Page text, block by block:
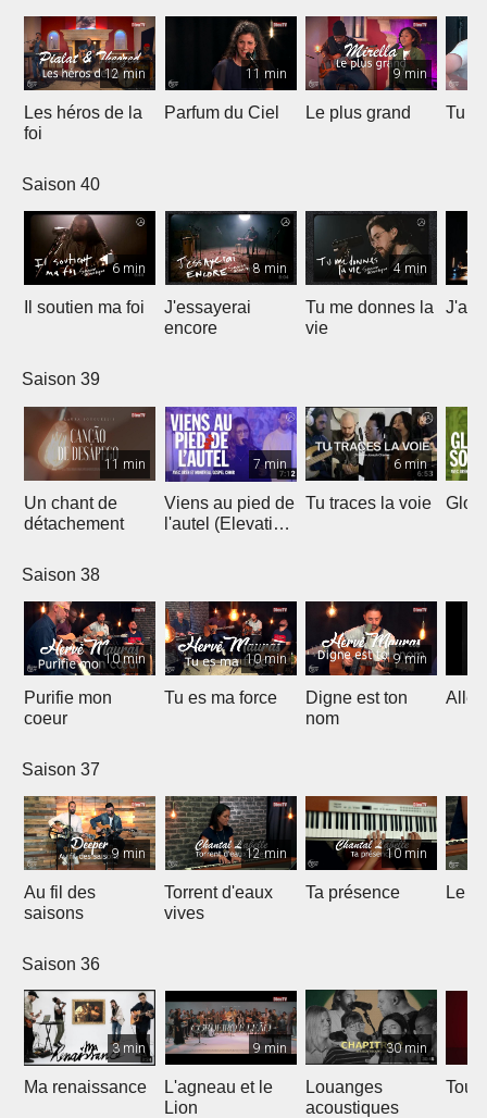
12 min
Les héros de la
foi
11 min
Parfum du Ciel
9 min
Le plus grand Tu
Saison 40
6 min
Il soutien ma foi
8 min
J'essayerai
encore
4 min
Tu me donnes la
vie
J'ai
Saison 39
11 min
Un chant de
détachement
7 min
Viens au pied de
l'autel (Elevation
6 min
Tu traces la voie
Saison 38
10 min
Purifie mon
coeur
10 min
Tu es ma force
9 min
Digne est ton
nom
Saison 37
9 min
Au fil des
saisons
12 min
Torrent d'eaux
vives
10 min
Ta présence Le
Saison 36
3 min
Ma renaissance
9 min
L'agneau et le
Lion
30 min
Louanges
acoustiques
Tout